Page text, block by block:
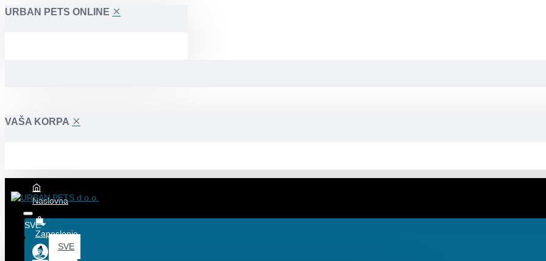
URBAN PETS ONLINE
VAŠA KORPA
Naslovna
Zaposlenje
SVE
SVE